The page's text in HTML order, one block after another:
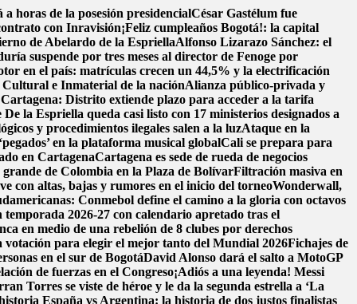
horas de la posesión presidencialCésar Gastélum fue
con Inravisión¡Feliz cumpleaños Bogotá!: la capital
de Abelardo de la EspriellaAlfonso Lizarazo Sánchez: el
suspende por tres meses al director de Fenoge por
en el país: matrículas crecen un 44,5% y la electrificación
e Inmaterial de la naciónAlianza público-privada y
Distrito extiende plazo para acceder a la tarifa
De la Espriella queda casi listo con 17 ministerios designados a
y procedimientos ilegales salen a la luzAtaque en la
en la plataforma musical globalCali se prepara para
en CartagenaCartagena es sede de rueda de negocios
de Colombia en la Plaza de BolívarFiltración masiva en
con altas, bajas y rumores en el inicio del torneoWonderwall,
Conmebol define el camino a la gloria con octavos
temporada 2026-27 con calendario apretado tras el
en medio de una rebelión de 8 clubes por derechos
votación para elegir el mejor tanto del Mundial 2026Fichajes de
en el sur de BogotáDavid Alonso dará el salto a MotoGP
de fuerzas en el Congreso¡Adiós a una leyenda! Messi
Torres se viste de héroe y le da la segunda estrella a ‘La
España vs Argentina: la historia de dos justos finalistas